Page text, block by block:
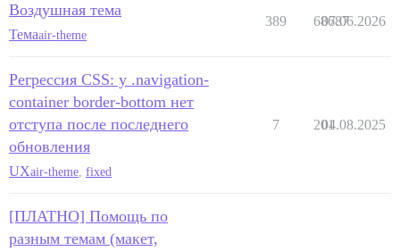
Воздушная тема
Темаair-theme
389 68687
07.06.2026
Регрессия CSS: у .navigation-
container border-bottom нет
отступа после последнего
обновления
UXair-theme fixed
7 201
04.08.2025
[ПЛАТНО] Помощь по
разным темам (макет,